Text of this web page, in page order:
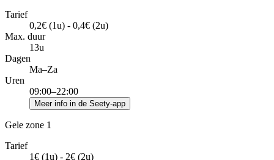
Tarief
0,2€ (1u) - 0,4€ (2u)
Max. duur
13u
Dagen
Ma–Za
Uren
09:00–22:00
Meer info in de Seety-app
Gele zone 1
Tarief
1€ (1u) - 2€ (2u)